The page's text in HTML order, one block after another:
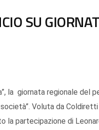
SU
la giornata regionale del
Voluta da
la partecipazione di